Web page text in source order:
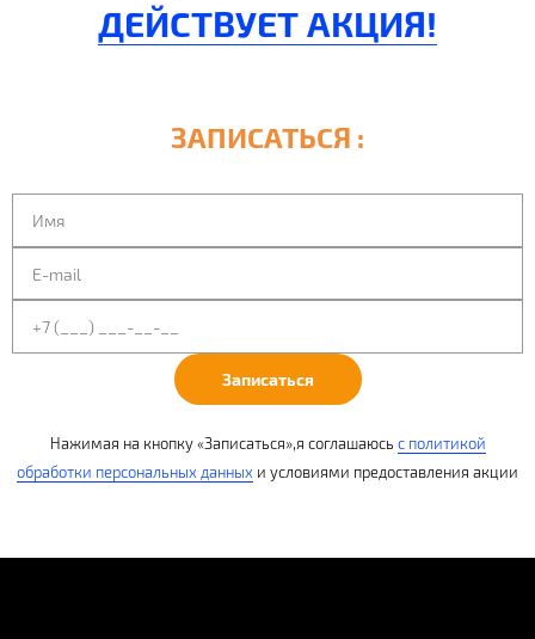
ДЕЙСТВУЕТ АКЦИЯ!
ЗАПИСАТЬСЯ :
Записаться
Нажимая на кнопку «Записаться»,я соглашаюсь с политикой
обработки персональных данных и условиями предоставления акции